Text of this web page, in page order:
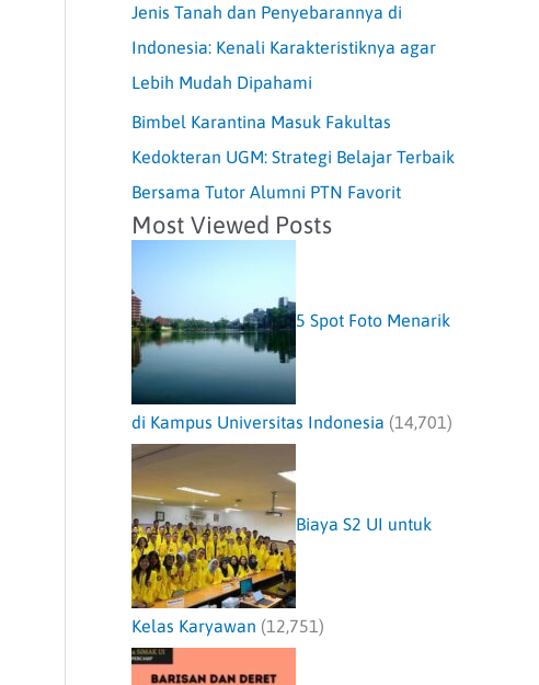
Jenis Tanah dan Penyebarannya di
Indonesia: Kenali Karakteristiknya agar
Lebih Mudah Dipahami
Bimbel Karantina Masuk Fakultas
Kedokteran UGM: Strategi Belajar Terbaik
Bersama Tutor Alumni PTN Favorit
Most Viewed Posts
5 Spot Foto Menarik
di Kampus Universitas Indonesia (14,701)
Biaya S2 UI untuk
Kelas Karyawan (12,751)